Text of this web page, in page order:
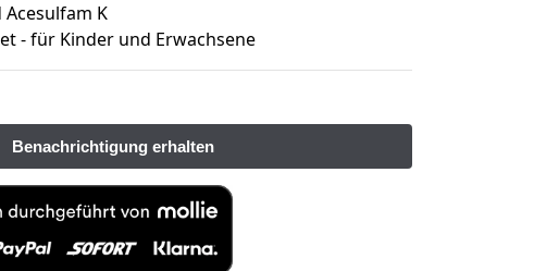
K
- für Kinder und Erwachsene